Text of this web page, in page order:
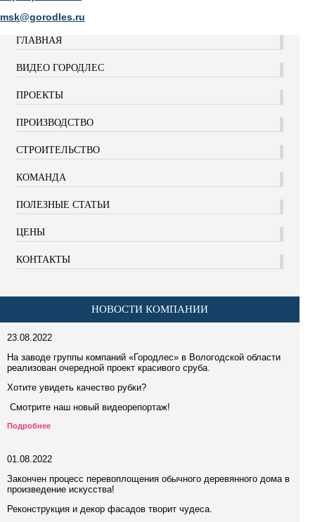
msk@gorodles.ru
ГЛАВНАЯ
ВИДЕО ГОРОДЛЕС
ПРОЕКТЫ
ПРОИЗВОДСТВО
СТРОИТЕЛЬСТВО
КОМАНДА
ПОЛЕЗНЫЕ СТАТЬИ
ЦЕНЫ
КОНТАКТЫ
НОВОСТИ КОМПАНИИ
23.08.2022
На заводе группы компаний «Городлес» в Вологодской области
реализован очередной проект красивого сруба.
Хотите увидеть качество рубки?
Смотрите наш новый видеорепортаж!
Подробнее
01.08.2022
Закончен процесс перевоплощения обычного деревянного дома в
произведение искусства!
Реконструкция и декор фасадов творит чудеса.